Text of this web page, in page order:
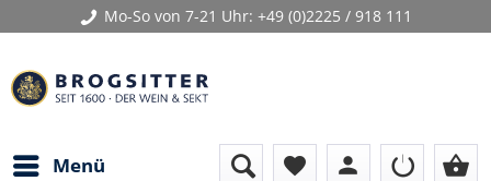
Mo-So von 7-21 Uhr: +49 (0)2225 / 918 111
Menü favorite person shopping_basket